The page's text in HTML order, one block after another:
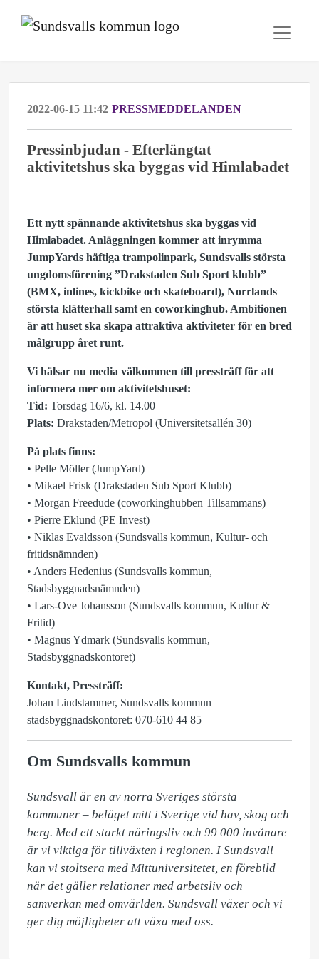
2022-06-15 11:42 PRESSMEDDELANDEN
Pressinbjudan - Efterlängtat
aktivitetshus ska byggas vid Himlabadet
Ett nytt spännande aktivitetshus ska byggas vid
Himlabadet. Anläggningen kommer att inrymma
JumpYards häftiga trampolinpark, Sundsvalls största
ungdomsförening ”Drakstaden Sub Sport klubb”
(BMX, inlines, kickbike och skateboard), Norrlands
största klätterhall samt en coworkinghub. Ambitionen
är att huset ska skapa attraktiva aktiviteter för en bred
målgrupp året runt.
Vi hälsar nu media välkommen till pressträff för att
informera mer om aktivitetshuset:
Tid: Torsdag 16/6, kl. 14.00
Plats: Drakstaden/Metropol (Universitetsallén 30)
På plats finns:
• Pelle Möller (JumpYard)
• Mikael Frisk (Drakstaden Sub Sport Klubb)
• Morgan Freedude (coworkinghubben Tillsammans)
• Pierre Eklund (PE Invest)
• Niklas Evaldsson (Sundsvalls kommun, Kultur- och
fritidsnämnden)
• Anders Hedenius (Sundsvalls kommun,
Stadsbyggnadsnämnden)
• Lars-Ove Johansson (Sundsvalls kommun, Kultur &
Fritid)
• Magnus Ydmark (Sundsvalls kommun,
Stadsbyggnadskontoret)
Kontakt, Pressträff:
Johan Lindstammer, Sundsvalls kommun
stadsbyggnadskontoret: 070-610 44 85
Om Sundsvalls kommun
Sundsvall är en av norra Sveriges största
kommuner – beläget mitt i Sverige vid hav, skog och
berg. Med ett starkt näringsliv och 99 000 invånare
är vi viktiga för tillväxten i regionen. I Sundsvall
kan vi stoltsera med Mittuniversitetet, en förebild
när det gäller relationer med arbetsliv och
samverkan med omvärlden. Sundsvall växer och vi
ger dig möjligheter att växa med oss.